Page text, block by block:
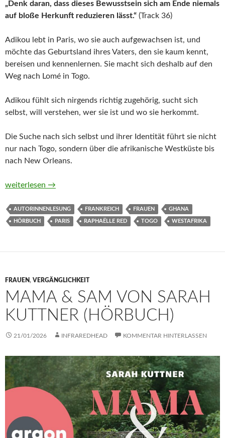
„Denk daran, dass dieses Bewusstsein sich am Ende niemals
auf bloße Herkunft reduzieren lässt.“ (Track 36)
Adikou lebt in Paris, wo sie auch aufgewachsen ist, und
möchte das Geburtsland ihres Vaters, den sie kaum kennt,
bereisen und kennenlernen. Sie macht sich deshalb auf den
Weg nach Lomé in Togo.
Adikou fühlt sich nirgends richtig zugehörig, sucht sich
selbst, will verstehen, wer sie ist und wo sie herkommt.
Die Suche nach sich selbst und ihrer Identität führt sie nicht
nur nach Togo, sondern über die afrikanische Westküste bis
nach New Orleans.
Adikou von Raphaëlle Red (Hörbuch)
weiterlesen →
AUTORINNENLESUNG FRANKREICH FRAUEN GHANA
HÖRBUCH PARIS RAPHAËLLE RED TOGO WESTAFRIKA
FRAUEN, VERGÄNGLICHKEIT
MAMA & SAM VON SARAH
KUTTNER (HÖRBUCH)
21/01/2026 INFRAREDHEAD KOMMENTAR HINTERLASSEN